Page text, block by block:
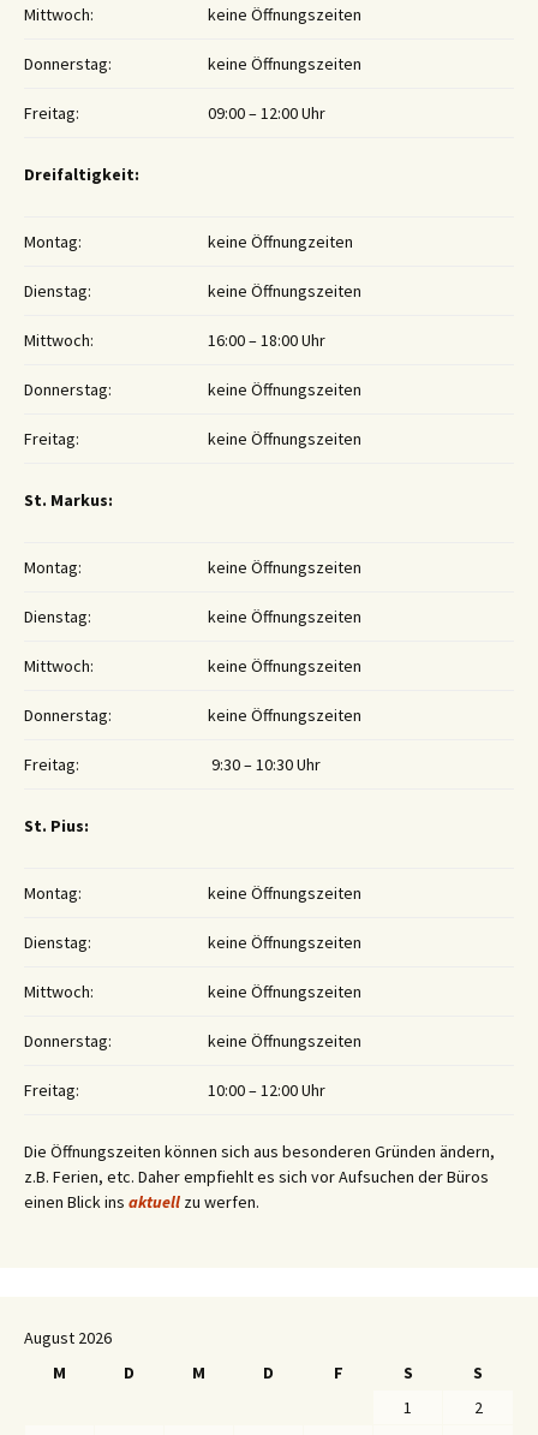
Mittwoch: keine Öffnungszeiten
Donnerstag: keine Öffnungszeiten
Freitag: 09:00 – 12:00 Uhr
Dreifaltigkeit:
Montag: keine Öffnungzeiten
Dienstag: keine Öffnungszeiten
Mittwoch: 16:00 – 18:00 Uhr
Donnerstag: keine Öffnungszeiten
Freitag: keine Öffnungszeiten
St. Markus:
Montag: keine Öffnungszeiten
Dienstag: keine Öffnungszeiten
Mittwoch: keine Öffnungszeiten
Donnerstag: keine Öffnungszeiten
Freitag: 9:30 – 10:30 Uhr
St. Pius:
Montag: keine Öffnungszeiten
Dienstag: keine Öffnungszeiten
Mittwoch: keine Öffnungszeiten
Donnerstag: keine Öffnungszeiten
Freitag: 10:00 – 12:00 Uhr
Die Öffnungszeiten können sich aus besonderen Gründen ändern,
z.B. Ferien, etc. Daher empfiehlt es sich vor Aufsuchen der Büros
einen Blick ins aktuell zu werfen.
August 2026
M
D M D F S
S
1
2